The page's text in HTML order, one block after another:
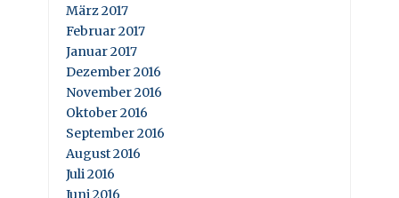
März 2017
Februar 2017
Januar 2017
Dezember 2016
November 2016
Oktober 2016
September 2016
August 2016
Juli 2016
Juni 2016